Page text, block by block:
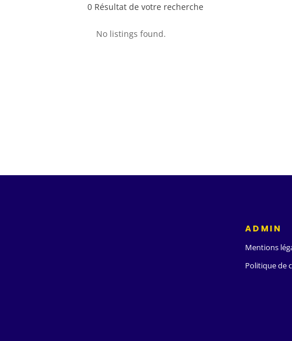
0 Résultat de votre recherche
No listings found.
ADMIN
Mentions
Politique de